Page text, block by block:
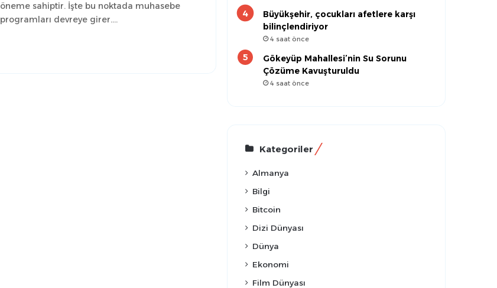
öneme sahiptir. İşte bu noktada muhasebe
programları devreye girer.…
Büyükşehir, çocukları afetlere karşı
bilinçlendiriyor
4 saat önce
Gökeyüp Mahallesi’nin Su Sorunu
Çözüme Kavuşturuldu
4 saat önce
Kategoriler
Almanya
Bilgi
Bitcoin
Dizi Dünyası
Dünya
Ekonomi
Film Dünyası